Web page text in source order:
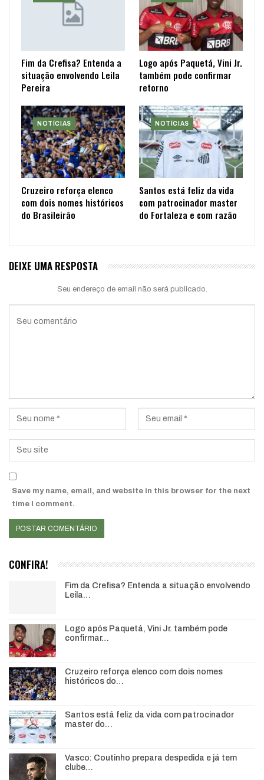
Fim da Crefisa? Entenda a
situação envolvendo Leila
Pereira
Logo após Paquetá, Vini Jr.
também pode confirmar
retorno
NOTÍCIAS
Cruzeiro reforça elenco
com dois nomes históricos
do Brasileirão
NOTÍCIAS
Santos está feliz da vida
com patrocinador master
do Fortaleza e com razão
DEIXE UMA RESPOSTA
Seu endereço de email não será publicado.
Save my name, email, and website in this browser for the next
time I comment.
CONFIRA!
Fim da Crefisa? Entenda a situação envolvendo
Leila…
Logo após Paquetá, Vini Jr. também pode
confirmar…
Cruzeiro reforça elenco com dois nomes
históricos do…
Santos está feliz da vida com patrocinador
master do…
Vasco: Coutinho prepara despedida e já tem
clube…